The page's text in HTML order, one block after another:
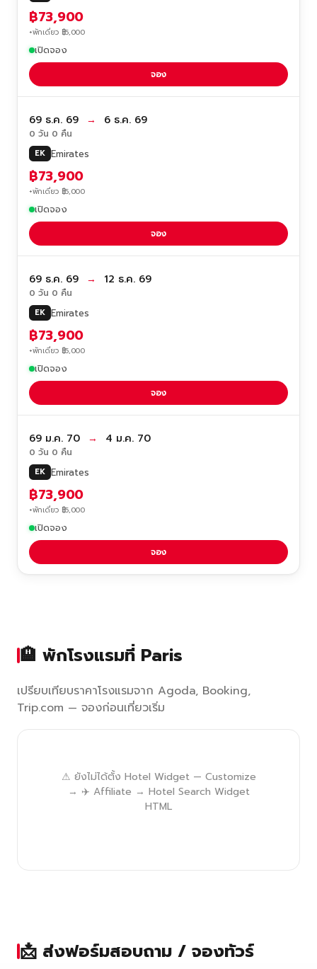
฿73,900
+พักเดี่ยว ฿5,000
เปิดจอง
จอง
69 ธ.ค. 69 → 6 ธ.ค. 69
0 วัน 0 คืน
EK Emirates
฿73,900
+พักเดี่ยว ฿5,000
เปิดจอง
จอง
69 ธ.ค. 69 → 12 ธ.ค. 69
0 วัน 0 คืน
EK Emirates
฿73,900
+พักเดี่ยว ฿5,000
เปิดจอง
จอง
69 ม.ค. 70 → 4 ม.ค. 70
0 วัน 0 คืน
EK Emirates
฿73,900
+พักเดี่ยว ฿5,000
เปิดจอง
จอง
🏨 พักโรงแรมที่ Paris
เปรียบเทียบราคาโรงแรมจาก Agoda, Booking,
Trip.com — จองก่อนเที่ยวเริ่ม
⚠ ยังไม่ได้ตั้ง Hotel Widget — Customize
→ ✈️ Affiliate → Hotel Search Widget
HTML
📩 ส่งฟอร์มสอบถาม / จองทัวร์